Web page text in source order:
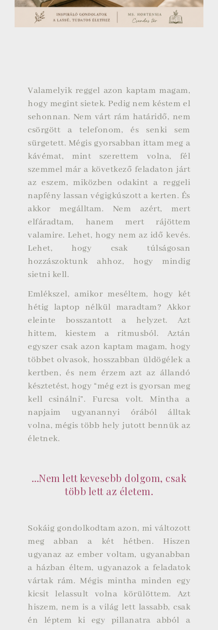
Valamelyik reggel azon kaptam magam,
hogy megint sietek. Pedig nem késtem el
sehonnan. Nem várt rám határidő, nem
csörgött a telefonom, és senki sem
sürgetett. Mégis gyorsabban ittam meg a
kávémat, mint szerettem volna, fél
szemmel már a következő feladaton járt
az eszem, miközben odakint a reggeli
napfény lassan végigkúszott a kerten. És
akkor megálltam. Nem azért, mert
elfáradtam, hanem mert rájöttem
valamire. Lehet, hogy nem az idő kevés.
Lehet, hogy csak túlságosan
hozzászoktunk ahhoz, hogy mindig
sietni kell.
Emlékszel, amikor meséltem, hogy két
hétig laptop nélkül maradtam? Akkor
eleinte bosszantott a helyzet. Azt
hittem, kiestem a ritmusból. Aztán
egyszer csak azon kaptam magam, hogy
többet olvasok, hosszabban üldögélek a
kertben, és nem érzem azt az állandó
késztetést, hogy “még ezt is gyorsan meg
kell csinálni”. Furcsa volt. Mintha a
napjaim ugyanannyi órából álltak
volna, mégis több hely jutott bennük az
életnek.
…Nem lett kevesebb dolgom, csak
több lett az életem.
Sokáig gondolkodtam azon, mi változott
meg abban a két hétben. Hiszen
ugyanaz az ember voltam, ugyanabban
a házban éltem, ugyanazok a feladatok
vártak rám. Mégis mintha minden egy
kicsit lelassult volna körülöttem. Azt
hiszem, nem is a világ lett lassabb, csak
én léptem ki egy pillanatra abból a